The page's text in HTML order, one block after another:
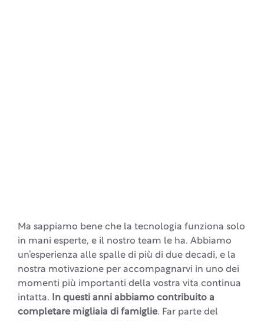
Ma sappiamo bene che la tecnologia funziona solo
in mani esperte, e il nostro team le ha. Abbiamo
un’esperienza alle spalle di più di due decadi, e la
nostra motivazione per accompagnarvi in uno dei
momenti più importanti della vostra vita continua
intatta.
In questi anni abbiamo contribuito a
completare migliaia di famiglie. Far parte del